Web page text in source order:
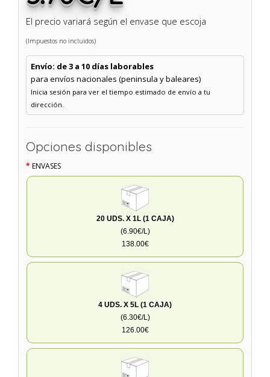
El precio variará según el envase que escoja
(Impuestos no incluidos)
Envío: de 3 a 10 días laborables
para envíos nacionales (peninsula y baleares)
Inicia sesión para ver el tiempo estimado de envío a tu
dirección.
Opciones disponibles
ENVASES
20 UDS. X 1L (1 CAJA)
(6.90€/L)
138.00€
4 UDS. X 5L (1 CAJA)
(6.30€/L)
126.00€